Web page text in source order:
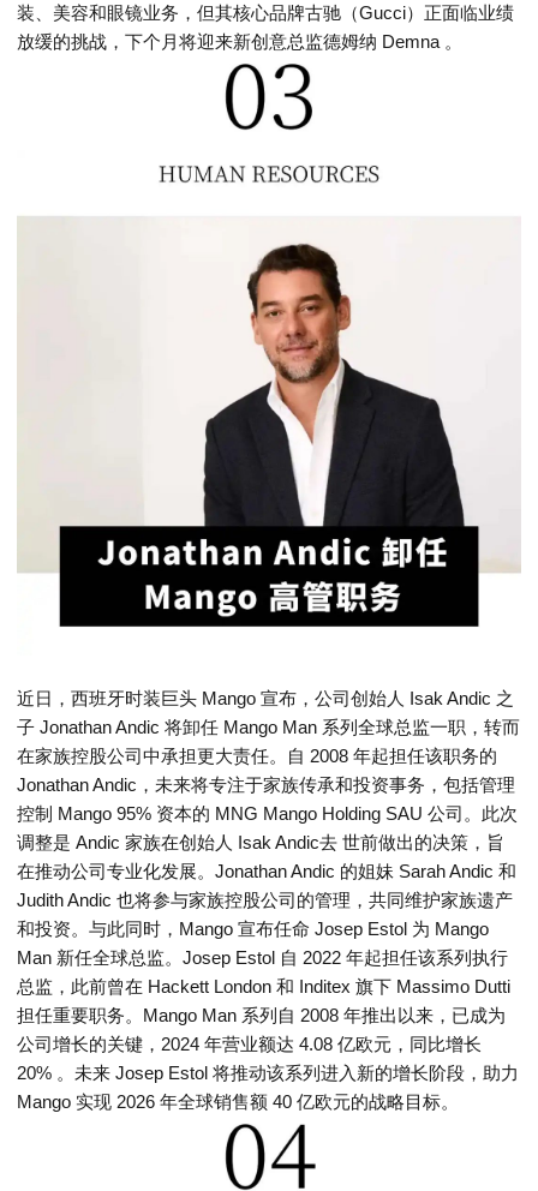
装、美容和眼镜业务，但其核心品牌古驰（Gucci）正面临业绩
放缓的挑战，下个月将迎来新创意总监德姆纳 Demna 。
近日，西班牙时装巨头 Mango 宣布，公司创始人 Isak Andic 之
子 Jonathan Andic 将卸任 Mango Man 系列全球总监一职，转而
在家族控股公司中承担更大责任。自 2008 年起担任该职务的
Jonathan Andic，未来将专注于家族传承和投资事务，包括管理
控制 Mango 95% 资本的 MNG Mango Holding SAU 公司。此次
调整是 Andic 家族在创始人 Isak Andic去 世前做出的决策，旨
在推动公司专业化发展。Jonathan Andic 的姐妹 Sarah Andic 和
Judith Andic 也将参与家族控股公司的管理，共同维护家族遗产
和投资。与此同时，Mango 宣布任命 Josep Estol 为 Mango
Man 新任全球总监。Josep Estol 自 2022 年起担任该系列执行
总监，此前曾在 Hackett London 和 Inditex 旗下 Massimo Dutti
担任重要职务。Mango Man 系列自 2008 年推出以来，已成为
公司增长的关键，2024 年营业额达 4.08 亿欧元，同比增长
20% 。未来 Josep Estol 将推动该系列进入新的增长阶段，助力
Mango 实现 2026 年全球销售额 40 亿欧元的战略目标。